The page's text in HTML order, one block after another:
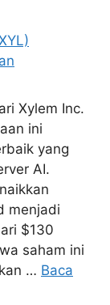
Xylem Inc.
ini
yang
AI.
menjadi
$130
saham ini
… Baca